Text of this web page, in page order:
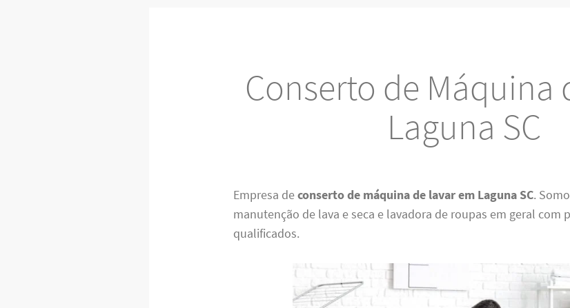
Conserto de Máquina
Laguna SC
Empresa deconserto de máquina de lavar em Laguna SC.
manutenção de lava e seca e lavadora de roupas em geral com
qualificados.